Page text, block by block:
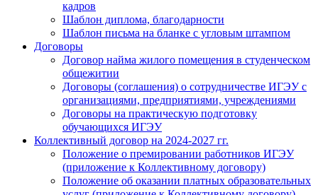
кадров
Шаблон диплома, благодарности
Шаблон письма на бланке с угловым штампом
Договоры
Договор найма жилого помещения в студенческом
общежитии
Договоры (соглашения) о сотрудничестве ИГЭУ с
организациями, предприятиями, учреждениями
Договоры на практическую подготовку
обучающихся ИГЭУ
Коллективный договор на 2024-2027 гг.
Положение о премировании работников ИГЭУ
(приложение к Коллективному договору)
Положение об оказании платных образовательных